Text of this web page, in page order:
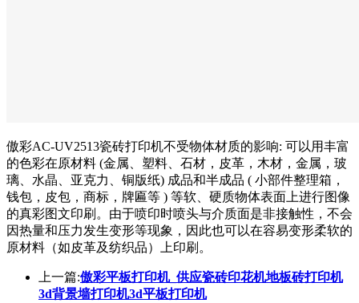
傲彩AC-UV2513瓷砖打印机不受物体材质的影响: 可以用丰富
的色彩在原材料 (金属、塑料、石材，皮革，木材，金属，玻
璃、水晶、亚克力、铜版纸) 成品和半成品 ( 小部件整理箱，
钱包，皮包，商标，牌匾等 ) 等软、硬质物体表面上进行图像
的真彩图文印刷。由于喷印时喷头与介质面是非接触性，不会
因热量和压力发生变形等现象，因此也可以在容易变形柔软的
原材料（如皮革及纺织品）上印刷。
上一篇:傲彩平板打印机_供应瓷砖印花机地板砖打印机
3d背景墙打印机3d平板打印机